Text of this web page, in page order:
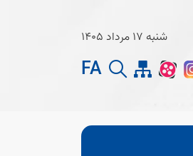
شنبه 17 مرداد 1405
FA